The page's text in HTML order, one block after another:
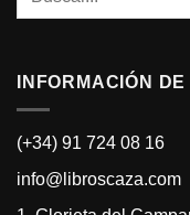
INFORMACIÓN
(+34) 91 724 08 16
info@libroscaza.com